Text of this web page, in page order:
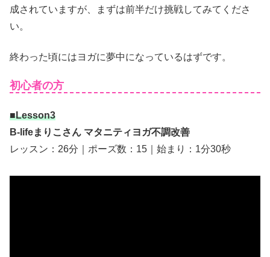
成されていますが、まずは前半だけ挑戦してみてくださ
い。
終わった頃にはヨガに夢中になっているはずです。
初心者の方
■Lesson3
B-lifeまりこさん マタニティヨガ不調改善
レッスン：26分｜ポーズ数：15｜始まり：1分30秒